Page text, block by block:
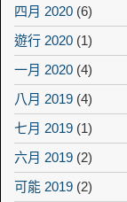
四月 2020 (6)
遊行 2020 (1)
一月 2020 (4)
八月 2019 (4)
七月 2019 (1)
六月 2019 (2)
可能 2019 (2)